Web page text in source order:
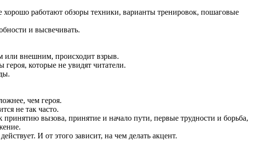
хорошо работают обзоры техники, варианты тренировок, пошаговые
и высвечивать.
или внешним, происходит взрыв.
которые не увидят читатели.
чем героя.
не так часто.
вызова, принятие и начало пути, первые трудности и борьба,
И от этого зависит, на чем делать акцент.